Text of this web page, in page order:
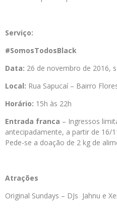
Serviço:
#SomosTodosBlack
Data: 26 de novembro de 2016,
Local: Rua Sapucaí – Bairro
Horário: 15h às 22h
Entrada franca – Ingressos
antecipadamente, a partir de 16/
Pede-se a doação de 2 kg de
Atrações
Original Sundays – DJs Jahnu e